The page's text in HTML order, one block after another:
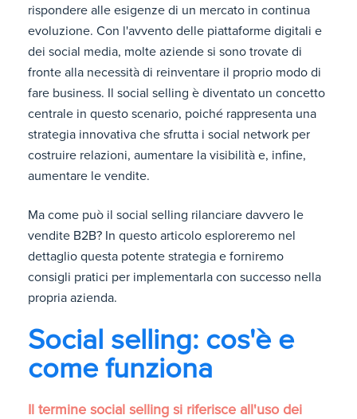
rispondere alle esigenze di un mercato in continua
evoluzione. Con l'avvento delle piattaforme digitali e
dei social media, molte aziende si sono trovate di
fronte alla necessità di reinventare il proprio modo di
fare business. Il social selling è diventato un concetto
centrale in questo scenario, poiché rappresenta una
strategia innovativa che sfrutta i social network per
costruire relazioni, aumentare la visibilità e, infine,
aumentare le vendite.
Ma come può il social selling rilanciare davvero le
vendite B2B? In questo articolo esploreremo nel
dettaglio questa potente strategia e forniremo
consigli pratici per implementarla con successo nella
propria azienda.
Social selling: cos'è e
come funziona
Il termine social selling si riferisce all'uso dei